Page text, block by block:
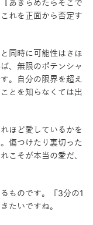
あきらめたらそこで
れを正面から否定す
同時に可能性はさほ
、無限のポテンシャ
。自分の限界を超え
とを知らなくては出
ほど愛しているかを
傷つけたり裏切った
こそが本当の愛だ、
ものです。『3分の1
たいですね。